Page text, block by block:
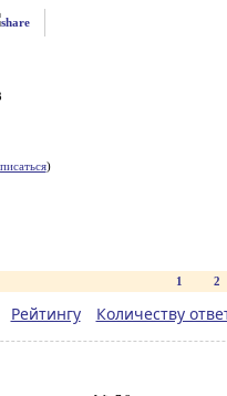
)
1 2
Рейтингу Количеству